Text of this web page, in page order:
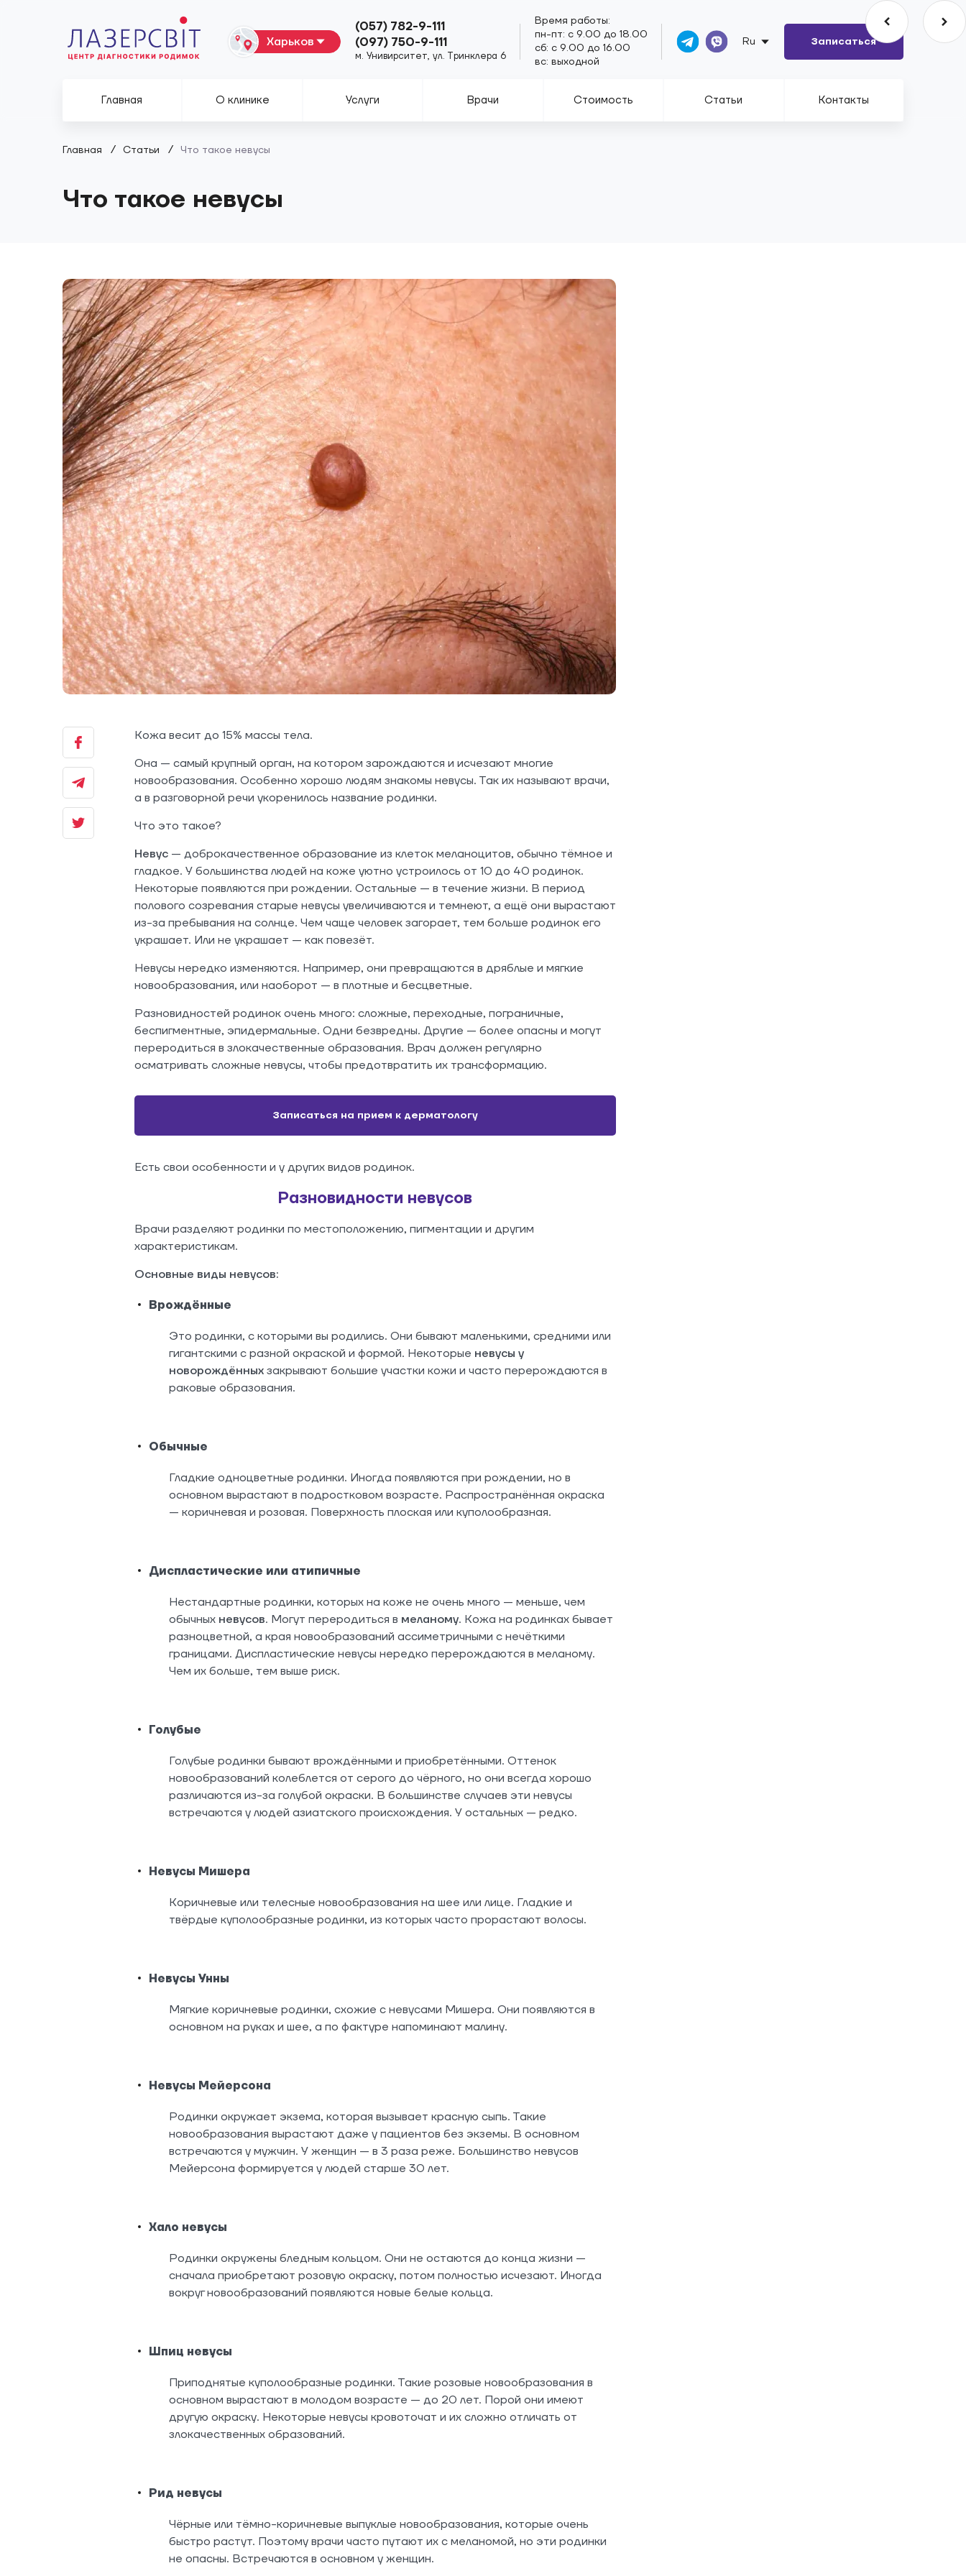
(057) 782-9-111
(097) 750-9-111
м. Унивирситет, ул. Тринклера 6
Время работы:
пн-пт: с 9.00 до 18.00
сб: с 9.00 до 16.00
вс: выходной
Ru Записаться
Главная О клинике Услуги Врачи Стоимость Статьи Контакты
Главная / Статьи / Что такое невусы
Что такое невусы
Кожа весит до 15% массы тела.
Она — самый крупный орган, на котором зарождаются и исчезают многие
новообразования. Особенно хорошо людям знакомы невусы. Так их называют врачи,
а в разговорной речи укоренилось название родинки.
Что это такое?
Невус — доброкачественное образование из клеток меланоцитов, обычно тёмное и
гладкое. У большинства людей на коже уютно устроилось от 10 до 40 родинок.
Некоторые появляются при рождении. Остальные — в течение жизни. В период
полового созревания старые невусы увеличиваются и темнеют, а ещё они вырастают
из-за пребывания на солнце. Чем чаще человек загорает, тем больше родинок его
украшает. Или не украшает — как повезёт.
Невусы нередко изменяются. Например, они превращаются в дряблые и мягкие
новообразования, или наоборот — в плотные и бесцветные.
Разновидностей родинок очень много: сложные, переходные, пограничные,
беспигментные, эпидермальные. Одни безвредны. Другие — более опасны и могут
переродиться в злокачественные образования. Врач должен регулярно
осматривать сложные невусы, чтобы предотвратить их трансформацию.
Записаться на прием к дерматологу
Есть свои особенности и у других видов родинок.
Разновидности невусов
Врачи разделяют родинки по местоположению, пигментации и другим
характеристикам.
Основные виды невусов:
Врождённые
Это родинки, с которыми вы родились. Они бывают маленькими, средними или
гигантскими с разной окраской и формой. Некоторые невусы у
новорождённых закрывают большие участки кожи и часто перерождаются в
раковые образования.
Обычные
Гладкие одноцветные родинки. Иногда появляются при рождении, но в
основном вырастают в подростковом возрасте. Распространённая окраска
— коричневая и розовая. Поверхность плоская или куполообразная.
Диспластические или атипичные
Нестандартные родинки, которых на коже не очень много — меньше, чем
обычных невусов. Могут переродиться в меланому. Кожа на родинках бывает
разноцветной, а края новообразований ассиметричными с нечёткими
границами. Диспластические невусы нередко перерождаются в меланому.
Чем их больше, тем выше риск.
Голубые
Голубые родинки бывают врождёнными и приобретёнными. Оттенок
новообразований колеблется от серого до чёрного, но они всегда хорошо
различаются из-за голубой окраски. В большинстве случаев эти невусы
встречаются у людей азиатского происхождения. У остальных — редко.
Невусы Мишера
Коричневые или телесные новообразования на шее или лице. Гладкие и
твёрдые куполообразные родинки, из которых часто прорастают волосы.
Невусы Унны
Мягкие коричневые родинки, схожие с невусами Мишера. Они появляются в
основном на руках и шее, а по фактуре напоминают малину.
Невусы Мейерсона
Родинки окружает экзема, которая вызывает красную сыпь. Такие
новообразования вырастают даже у пациентов без экземы. В основном
встречаются у мужчин. У женщин — в 3 раза реже. Большинство невусов
Мейерсона формируется у людей старше 30 лет.
Хало невусы
Родинки окружены бледным кольцом. Они не остаются до конца жизни —
сначала приобретают розовую окраску, потом полностью исчезают. Иногда
вокруг новообразований появляются новые белые кольца.
Шпиц невусы
Приподнятые куполообразные родинки. Такие розовые новообразования в
основном вырастают в молодом возрасте — до 20 лет. Порой они имеют
другую окраску. Некоторые невусы кровоточат и их сложно отличать от
злокачественных образований.
Рид невусы
Чёрные или тёмно-коричневые выпуклые новообразования, которые очень
быстро растут. Поэтому врачи часто путают их с меланомой, но эти родинки
не опасны. Встречаются в основном у женщин.